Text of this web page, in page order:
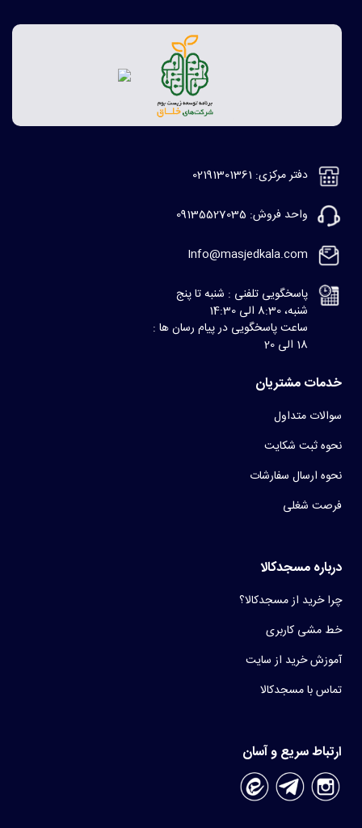
دفتر مرکزی: 02191301361
واحد فروش: 09135527035
Info@masjedkala.com
پاسخگویی تلفنی : شنبه تا پنج
شنبه، 8:30 الی 14:30
ساعت پاسخگویی در پیام رسان ها :
18 الی 20
خدمات مشتریان
سوالات متداول
نحوه ثبت شکایت
نحوه ارسال سفارشات
فرصت شغلی
درباره مسجدکالا
چرا خرید از مسجدکالا؟
خط مشی کاربری
آموزش خرید از سایت
تماس با مسجدکالا
ارتباط سریع و آسان